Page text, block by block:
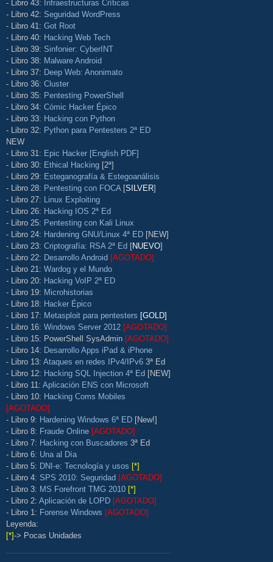
- Libro 43: Infraestructuras Críticas
- Libro 42: Seguridad WordPress
- Libro 41: Got Root
- Libro 40: Hacking Web Tech
- Libro 39: Sinfonier: CyberINT
- Libro 38: Malware Android
- Libro 37: Deep Web: Anonimato
- Libro 36: Cluster
- Libro 35: Pentesting PowerShell
- Libro 34: Cómic Hacker Épico
- Libro 33: Hacking con Python
- Libro 32: Python para Pentesters 2ª ED
NEW
- Libro 31: Epic Hacker [English PDF]
- Libro 30: Ethical Hacking [2ª]
- Libro 29: Esteganografía & Estegoanálisis
- Libro 28: Pentesting con FOCA [SILVER]
- Libro 27: Linux Exploiting
- Libro 26: Hacking IOS 2ª Ed
- Libro 25: Pentesting con Kali Linux
- Libro 24: Hardening GNU/Linux 4ª ED [NEW]
- Libro 23: Criptografía: RSA 2ª Ed [NUEVO]
- Libro 22: Desarrollo Android [AGOTADO]
- Libro 21: Wardog y el Mundo
- Libro 20: Hacking VoIP 2ª ED
- Libro 19: Microhistorias
- Libro 18: Hacker Épico
- Libro 17: Metasploit para pentesters [GOLD]
- Libro 16: Windows Server 2012 [AGOTADO]
- Libro 15: PowerShell SysAdmin [AGOTADO]
- Libro 14: Desarrollo Apps iPad & iPhone
- Libro 13: Ataques en redes IPv4/IPv6 3ª Ed
- Libro 12: Hacking SQL Injection 4ª Ed [NEW]
- Libro 11: Aplicación ENS con Microsoft
- Libro 10: Hacking Coms Mobiles
[AGOTADO]
- Libro 9: Hardening Windows 6ª ED [New!]
- Libro 8: Fraude Online [AGOTADO]
- Libro 7: Hacking con Buscadores 3ª Ed
- Libro 6: Una al Día
- Libro 5: DNI-e: Tecnología y usos [*]
- Libro 4: SPS 2010: Seguridad [AGOTADO]
- Libro 3: MS Forefront TMG 2010 [*]
- Libro 2: Aplicación de LOPD [AGOTADO]
- Libro 1: Forense Windows [AGOTADO]
Leyenda:
[*]-> Pocas Unidades